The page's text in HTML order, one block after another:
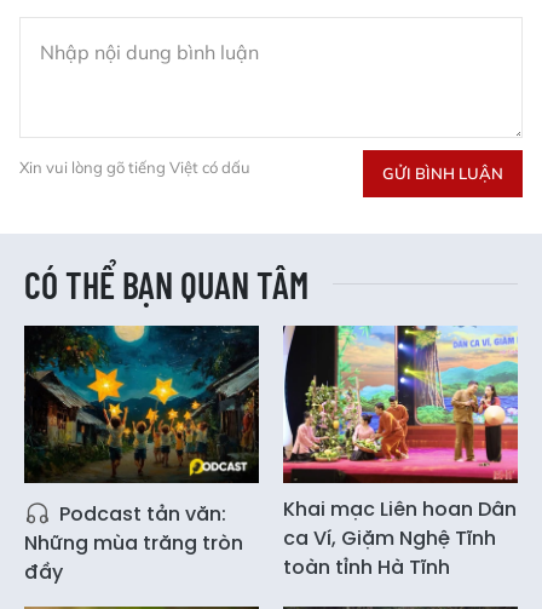
Xin vui lòng gõ tiếng Việt có dấu GỬI BÌNH LUẬN
CÓ THỂ BẠN QUAN TÂM
Podcast tản văn:
Những mùa trăng tròn
đầy
Khai mạc Liên hoan Dân
ca Ví, Giặm Nghệ Tĩnh
toàn tỉnh Hà Tĩnh